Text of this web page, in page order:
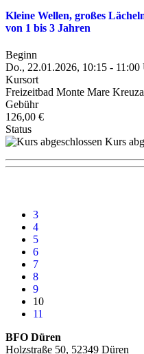
Kleine Wellen, großes
von 1 bis 3 Jahren
Beginn
Do., 22.01.2026, 10:15 - 11:00
Kursort
Freizeitbad Monte Mare
Gebühr
126,00 €
Status
Kurs
3
4
5
6
7
8
9
10
11
BFO Düren
Holzstraße 50, 52349 Düren